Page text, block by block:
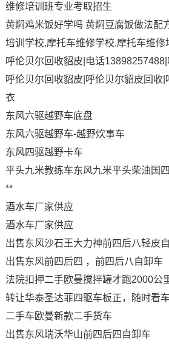
维修培训班专业考取招生
黄焖鸡米饭好学吗 黄焖豆腐饭做法配
培训学校,摩托车维修学校,摩托车维修
呼伦贝尔回收貂皮|电话
呼伦贝尔回收貂皮|呼伦贝尔貂皮回收
衣
东风六驱越野车底盘
东风六驱越野车-越野炊事车
东风四驱越野卡车
平头九米教练车东风九米平头柴油国
**
酒水车厂家供应
酒水车厂家供应
出售东风沙石王大力神前四后八轻皮
出售东风前四后四 ，前四后八自卸车
法院扣押二手欧曼搅拌罐才跑2000公
转让华泰圣达菲四驱车板正，随时看车
二手车欧曼新款二手货车
出售东风瑞沃华山前四后四自卸车